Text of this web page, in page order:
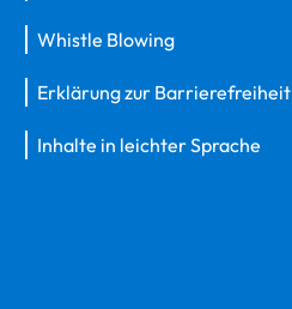
Whistle Blowing
Erklärung zur Barrierefreiheit
Inhalte in leichter Sprache